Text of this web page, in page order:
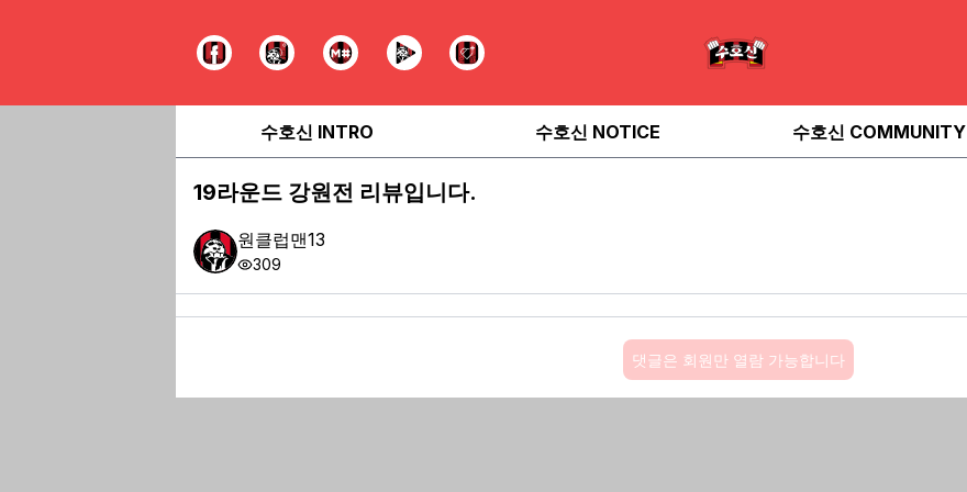
수호신 INTRO 수호신 NOTICE 수호신 COMMUNITY
19라운드 강원전 리뷰입니다.
원클럽맨13
309
댓글은 회원만 열람 가능합니다